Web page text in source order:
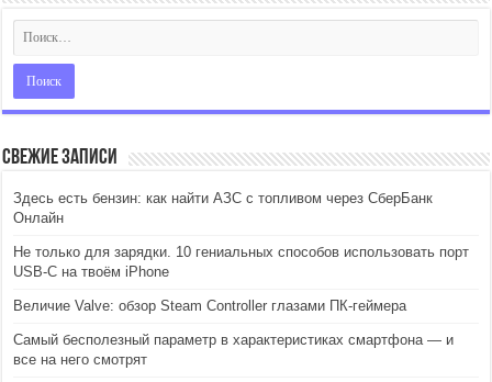
Свежие записи
Здесь есть бензин: как найти АЗС с топливом через СберБанк
Онлайн
Не только для зарядки. 10 гениальных способов использовать порт
USB-C на твоём iPhone
Величие Valve: обзор Steam Controller глазами ПК-геймера
Самый бесполезный параметр в характеристиках смартфона — и
все на него смотрят